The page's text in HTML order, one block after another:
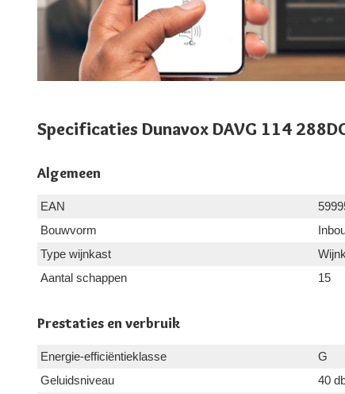
Specificaties Dunavox DAVG 114
Algemeen
EAN
Bouwvorm
Type wijnkast
Aantal schappen
15
Prestaties en verbruik
Energie-efficiëntieklasse
G
Geluidsniveau
40